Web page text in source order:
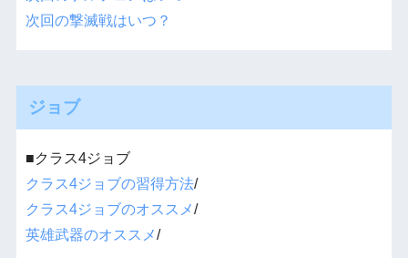
次回の撃滅戦はいつ？
ジョブ
■クラス4ジョブ
クラス4ジョブの習得方法/
クラス4ジョブのオススメ/
英雄武器のオススメ/